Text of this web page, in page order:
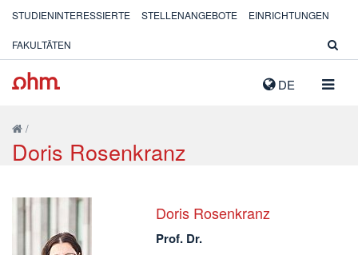
DE
STUDIENINTERESSIERTE STELLENANGEBOTE EINRICHTUNGEN
FAKULTÄTEN
/
Doris Rosenkranz
Doris Rosenkranz
Prof. Dr.